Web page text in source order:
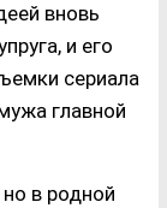
вновь
и его
сериала
главной
в родной